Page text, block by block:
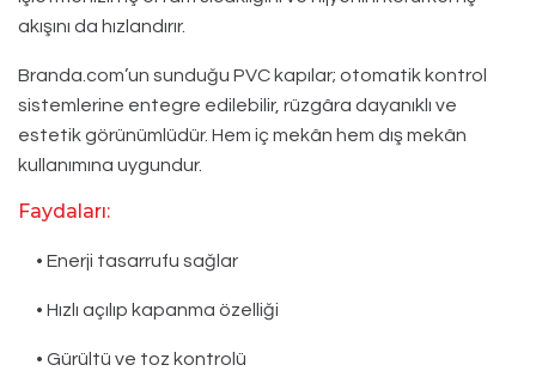
akışını da hızlandırır.
Branda.com’un sunduğu PVC kapılar; otomatik kontrol
sistemlerine entegre edilebilir, rüzgâra dayanıklı ve
estetik görünümlüdür. Hem iç mekân hem dış mekân
kullanımına uygundur.
Faydaları:
• Enerji tasarrufu sağlar
• Hızlı açılıp kapanma özelliği
• Gürültü ve toz kontrolü